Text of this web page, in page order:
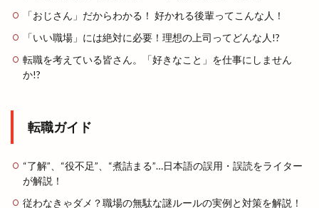
「おじさん」だからわかる！ 好かれる後輩ってこんな人！
「いい職場」には絶対に必要！理想の上司ってどんな人!?
転職を考えている皆さん。「好きなこと」を仕事にしません
か!?
転職ガイド
“了解”、“役不足”、“煮詰まる”…日本語の誤用・誤読をライター
が解説！
従わなきゃダメ？職場の無駄な謎ルールの実例と対策を解説！